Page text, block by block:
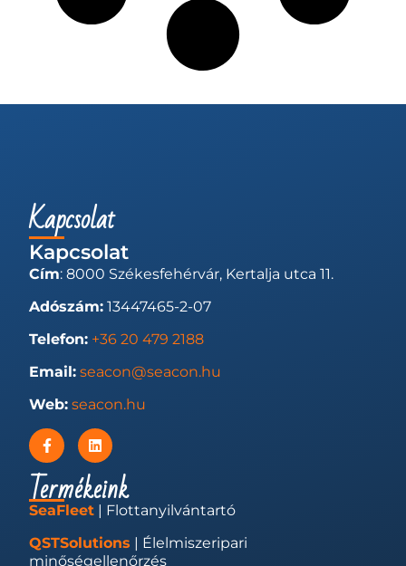
Kapcsolat
Kapcsolat
Cím: 8000 Székesfehérvár, Kertalja utca 11.
Adószám: 13447465-2-07
Telefon: +36 20 479 2188
Email: seacon@seacon.hu
Web: seacon.hu
Termékeink
SeaFleet | Flottanyilvántartó
QSTSolutions | Élelmiszeripari
minőségellenőrzés